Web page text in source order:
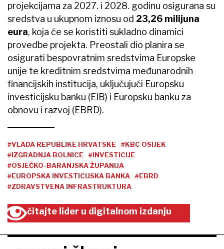
projekcijama za 2027. i 2028. godinu osigurana su
sredstva u ukupnom iznosu od 23,26 milijuna
eura, koja će se koristiti sukladno dinamici
provedbe projekta. Preostali dio planira se
osigurati bespovratnim sredstvima Europske
unije te kreditnim sredstvima međunarodnih
financijskih institucija, uključujući Europsku
investicijsku banku (EIB) i Europsku banku za
obnovu i razvoj (EBRD).
#VLADA REPUBLIKE HRVATSKE
#KBC OSIJEK
#IZGRADNJA BOLNICE
#INVESTICIJE
#OSJEČKO-BARANJSKA ŽUPANIJA
#EUROPSKA INVESTICIJSKA BANKA
#EBRD
#ZDRAVSTVENA INFRASTRUKTURA
čitajte lider u digitalnom izdanju